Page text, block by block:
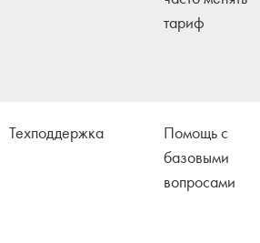
тариф
Техподдержка
Помощь с
базовыми
вопросами